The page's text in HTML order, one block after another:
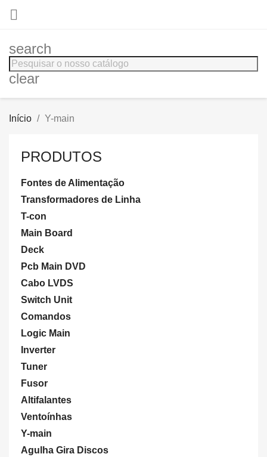

search
clear
Início Y-main
PRODUTOS
Fontes de Alimentação
Transformadores de Linha
T-con
Main Board
Deck
Pcb Main DVD
Cabo LVDS
Switch Unit
Comandos
Logic Main
Inverter
Tuner
Fusor
Altifalantes
Ventoínhas
Y-main
Agulha Gira Discos